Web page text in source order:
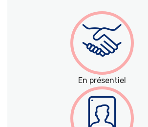
En présentiel